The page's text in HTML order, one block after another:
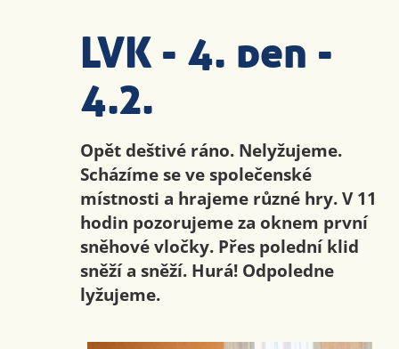
LVK - 4. den -
4.2.
Opět deštivé ráno. Nelyžujeme.
Scházíme se ve společenské
místnosti a hrajeme různé hry. V 11
hodin pozorujeme za oknem první
sněhové vločky. Přes polední klid
sněží a sněží. Hurá! Odpoledne
lyžujeme.